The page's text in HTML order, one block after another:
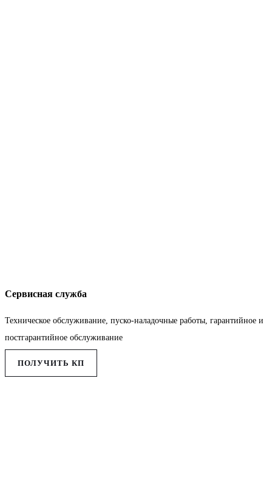
Сервисная служба
Техническое обслуживание, пуско-наладочные работы, гарантийное и
постгарантийное обслуживание
ПОЛУЧИТЬ КП